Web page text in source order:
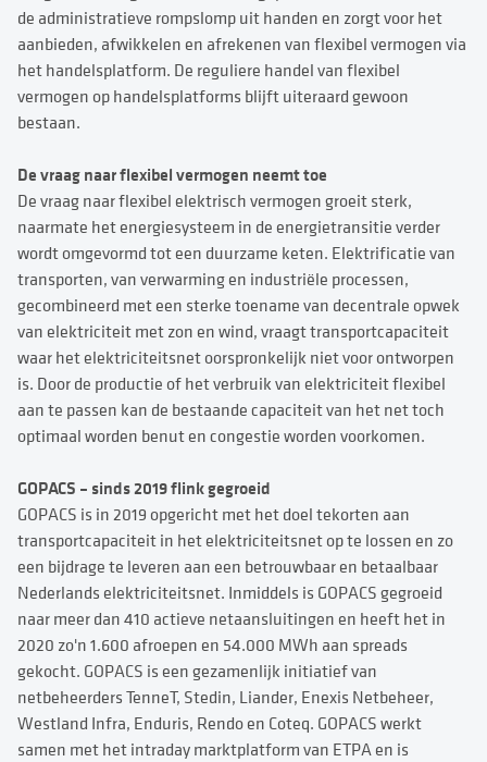
de administratieve rompslomp uit handen en zorgt voor het
aanbieden, afwikkelen en afrekenen van flexibel vermogen via
het handelsplatform. De reguliere handel van flexibel
vermogen op handelsplatforms blijft uiteraard gewoon
bestaan.
De vraag naar flexibel vermogen neemt toe
De vraag naar flexibel elektrisch vermogen groeit sterk,
naarmate het energiesysteem in de energietransitie verder
wordt omgevormd tot een duurzame keten. Elektrificatie van
transporten, van verwarming en industriële processen,
gecombineerd met een sterke toename van decentrale opwek
van elektriciteit met zon en wind, vraagt transportcapaciteit
waar het elektriciteitsnet oorspronkelijk niet voor ontworpen
is. Door de productie of het verbruik van elektriciteit flexibel
aan te passen kan de bestaande capaciteit van het net toch
optimaal worden benut en congestie worden voorkomen.
GOPACS – sinds 2019 flink gegroeid
GOPACS is in 2019 opgericht met het doel tekorten aan
transportcapaciteit in het elektriciteitsnet op te lossen en zo
een bijdrage te leveren aan een betrouwbaar en betaalbaar
Nederlands elektriciteitsnet. Inmiddels is GOPACS gegroeid
naar meer dan 410 actieve netaansluitingen en heeft het in
2020 zo'n 1.600 afroepen en 54.000 MWh aan spreads
gekocht. GOPACS is een gezamenlijk initiatief van
netbeheerders TenneT, Stedin, Liander, Enexis Netbeheer,
Westland Infra, Enduris, Rendo en Coteq. GOPACS werkt
samen met het intraday marktplatform van ETPA en is